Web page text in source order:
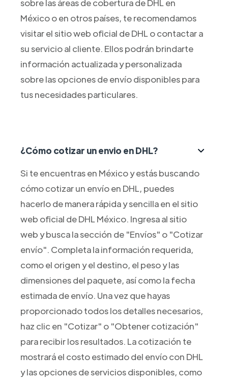
sobre las áreas de cobertura de DHL en
México o en otros países, te recomendamos
visitar el sitio web oficial de DHL o contactar a
su servicio al cliente. Ellos podrán brindarte
información actualizada y personalizada
sobre las opciones de envío disponibles para
tus necesidades particulares.
¿Cómo cotizar un envio en DHL?
Si te encuentras en México y estás buscando
cómo cotizar un envío en DHL, puedes
hacerlo de manera rápida y sencilla en el sitio
web oficial de DHL México. Ingresa al sitio
web y busca la sección de "Envíos" o "Cotizar
envío". Completa la información requerida,
como el origen y el destino, el peso y las
dimensiones del paquete, así como la fecha
estimada de envío. Una vez que hayas
proporcionado todos los detalles necesarios,
haz clic en "Cotizar" o "Obtener cotización"
para recibir los resultados. La cotización te
mostrará el costo estimado del envío con DHL
y las opciones de servicios disponibles, como